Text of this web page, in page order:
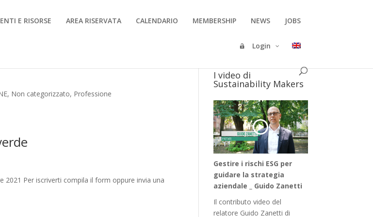
E RISORSE AREA RISERVATA CALENDARIO MEMBERSHIP NEWS JOBS
Login
, Non categorizzato, Professione
2021 Per iscriverti compila il form oppure invia una
I video di
Sustainability Makers
Gestire i rischi ESG per
guidare la strategia
aziendale _ Guido Zanetti
Il contributo video del
relatore Guido Zanetti di